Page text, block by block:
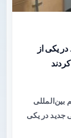
یکی از
بین‌المللی
جدید در یکی